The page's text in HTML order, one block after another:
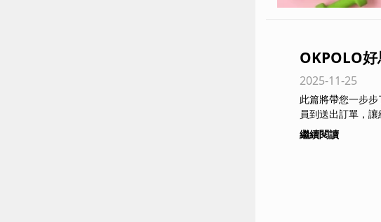
OKPOLO
廠,毛巾批發,
2025-11-25
此篇將帶您一步
員到送出訂單，讓
繼續閱讀